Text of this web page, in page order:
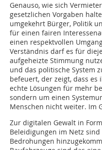
Genauso, wie sich
gesetzlichen Vorgaben
umgekehrt Bürger, Politik
für einen fairen
einen respektvollen
Verständnis darf es für
aufgeheizte Stimmung
und das politische System
befeuert, der zeigt, dass
echte Lösungen für mehr
sondern um einen
Menschen nicht weiter. Im
Zur digitalen Gewalt in
Beleidigungen im Netz
Bedrohungen